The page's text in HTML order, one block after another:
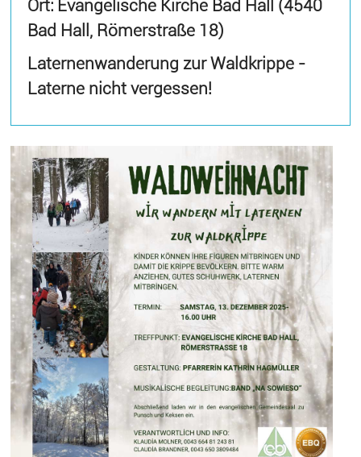
Ort: Evangelische Kirche Bad Hall (4540
Bad Hall, Römerstraße 18)
Laternenwanderung zur Waldkrippe -
Laterne nicht vergessen!